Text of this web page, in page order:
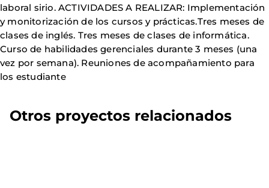
laboral sirio. ACTIVIDADES A REALIZAR: Implementación
y monitorización de los cursos y prácticas.Tres meses de
clases de inglés. Tres meses de clases de informática.
Curso de habilidades gerenciales durante 3 meses (una
vez por semana). Reuniones de acompañamiento para
los estudiante
Otros proyectos relacionados